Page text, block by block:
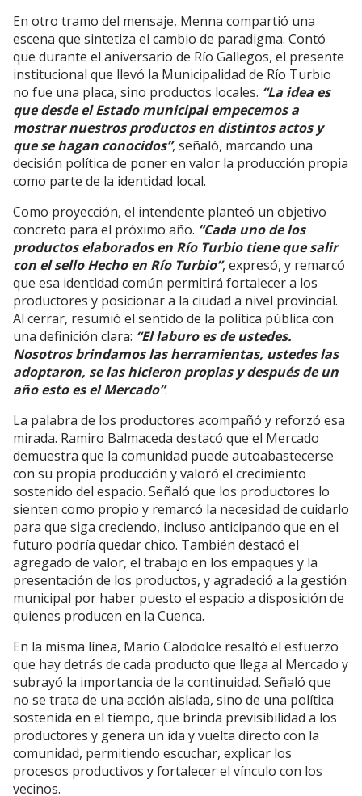
En otro tramo del mensaje, Menna compartió una
escena que sintetiza el cambio de paradigma. Contó
que durante el aniversario de Río Gallegos, el presente
institucional que llevó la Municipalidad de Río Turbio
no fue una placa, sino productos locales. “La idea es
que desde el Estado municipal empecemos a
mostrar nuestros productos en distintos actos y
que se hagan conocidos”, señaló, marcando una
decisión política de poner en valor la producción propia
como parte de la identidad local.
Como proyección, el intendente planteó un objetivo
concreto para el próximo año. “Cada uno de los
productos elaborados en Río Turbio tiene que salir
con el sello Hecho en Río Turbio”, expresó, y remarcó
que esa identidad común permitirá fortalecer a los
productores y posicionar a la ciudad a nivel provincial.
Al cerrar, resumió el sentido de la política pública con
una definición clara: “El laburo es de ustedes.
Nosotros brindamos las herramientas, ustedes las
adoptaron, se las hicieron propias y después de un
año esto es el Mercado”.
La palabra de los productores acompañó y reforzó esa
mirada. Ramiro Balmaceda destacó que el Mercado
demuestra que la comunidad puede autoabastecerse
con su propia producción y valoró el crecimiento
sostenido del espacio. Señaló que los productores lo
sienten como propio y remarcó la necesidad de cuidarlo
para que siga creciendo, incluso anticipando que en el
futuro podría quedar chico. También destacó el
agregado de valor, el trabajo en los empaques y la
presentación de los productos, y agradeció a la gestión
municipal por haber puesto el espacio a disposición de
quienes producen en la Cuenca.
En la misma línea, Mario Calodolce resaltó el esfuerzo
que hay detrás de cada producto que llega al Mercado y
subrayó la importancia de la continuidad. Señaló que
no se trata de una acción aislada, sino de una política
sostenida en el tiempo, que brinda previsibilidad a los
productores y genera un ida y vuelta directo con la
comunidad, permitiendo escuchar, explicar los
procesos productivos y fortalecer el vínculo con los
vecinos.